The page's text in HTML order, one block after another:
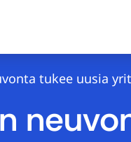
tukee uusia